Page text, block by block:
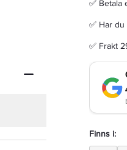
59 kr
✅ Betala
✅ Har
✅ Frakt
Finns i: